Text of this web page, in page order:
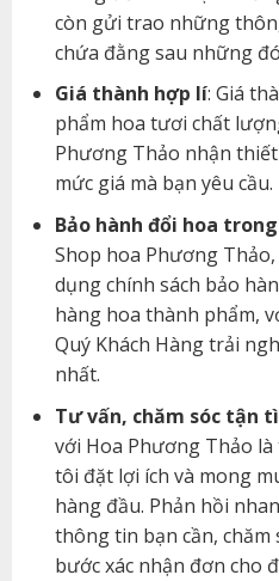
còn gửi trao những
chứa đằng sau những
Giá thành hợp lí: Giá
phẩm hoa tươi chất
Phương Thảo nhận
mức giá mà bạn yêu cầu.
Bảo hành đổi hoa
Shop hoa Phương
dụng chính sách bảo
hàng hoa thành phẩm,
Quý Khách Hàng trải
nhất.
Tư vấn, chăm sóc tận
với Hoa Phương Thảo
tôi đặt lợi ích và mong
hàng đầu. Phản hồi
thông tin bạn cần,
bước xác nhận đơn cho